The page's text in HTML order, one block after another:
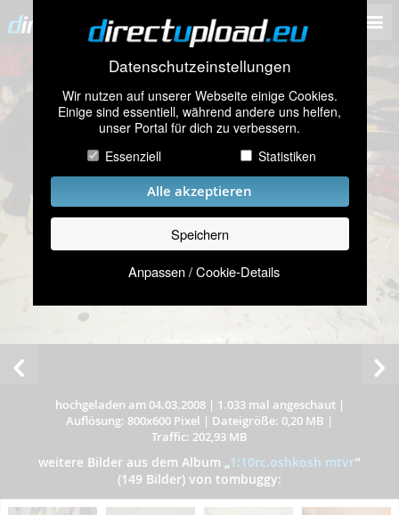
Datenschutzeinstellungen
Wir nutzen auf unserer Webseite einige Cookies.
Einige sind essentiell, während andere uns helfen,
unser Portal für dich zu verbessern.
Essenziell
Statistiken
Alle akzeptieren
Speichern
Anpassen / Cookie-Details
hochgeladen am 04.03.2008| 1.033 mal angeschaut|
Auflösung: 800x600 Pixel | Dateigröße: 0,20 MB |
Traffic: 202,93 MB
weitere Bilder aus dem Album „1:10rc.oshkosh mtvr”
(149 Bilder) von tombuggy: